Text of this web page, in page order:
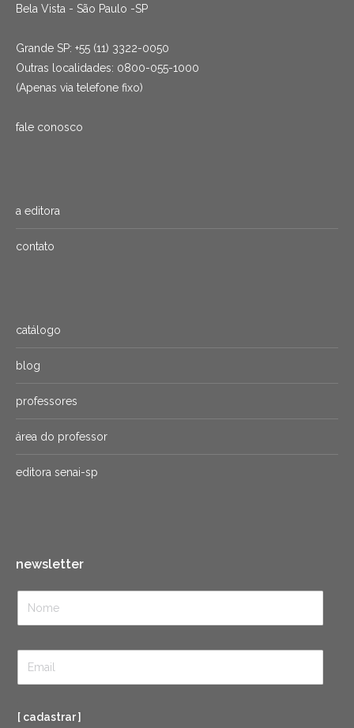
Bela Vista - São Paulo -SP
Grande SP: +55 (11) 3322-0050
Outras localidades: 0800-055-1000
(Apenas via telefone fixo)
fale conosco
a editora
contato
catálogo
blog
professores
área do professor
editora senai-sp
newsletter
[ cadastrar ]